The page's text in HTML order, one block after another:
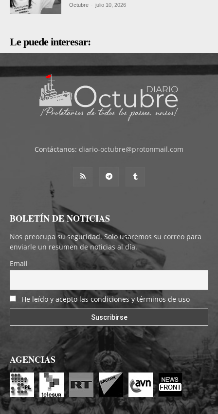
Octubre - julio 10, 2026
Le puede interesar:
Contáctanos: diario-octubre@protonmail.com
BOLETÍN DE NOTICIAS
Nos preocupa su seguridad. Solo usaremos su correo para
enviarle un resumen de noticias al día.
Email
He leído y acepto las condiciones y términos de uso
AGENCIAS